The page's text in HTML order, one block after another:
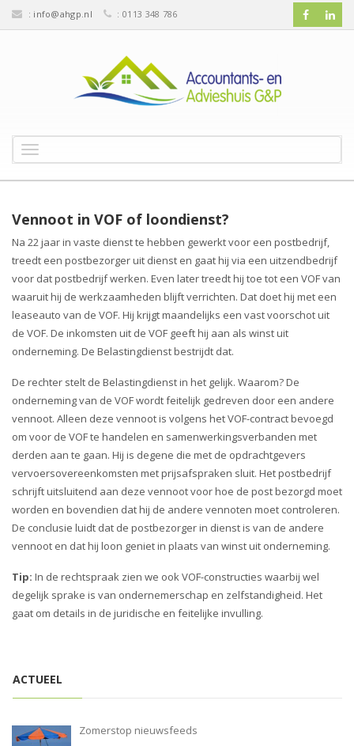
: info@ahgp.nl : 0113 348 786
o
g
l
n
a
v
i
t
i
n
Vennoot in VOF of loondienst?
Na 22 jaar in vaste dienst te hebben gewerkt voor een postbedrijf,
treedt een postbezorger uit dienst en gaat hij via een uitzendbedrijf
voor dat postbedrijf werken. Even later treedt hij toe tot een VOF van
waaruit hij de werkzaamheden blijft verrichten. Dat doet hij met een
leaseauto van de VOF. Hij krijgt maandelijks een vast voorschot uit
de VOF. De inkomsten uit de VOF geeft hij aan als winst uit
onderneming. De Belastingdienst bestrijdt dat.
De rechter stelt de Belastingdienst in het gelijk. Waarom? De
onderneming van de VOF wordt feitelijk gedreven door een andere
vennoot. Alleen deze vennoot is volgens het VOF-contract bevoegd
om voor de VOF te handelen en samenwerkingsverbanden met
derden aan te gaan. Hij is degene die met de opdrachtgevers
vervoersovereenkomsten met prijsafspraken sluit. Het postbedrijf
schrijft uitsluitend aan deze vennoot voor hoe de post bezorgd moet
worden en bovendien dat hij de andere vennoten moet controleren.
De conclusie luidt dat de postbezorger in dienst is van de andere
vennoot en dat hij loon geniet in plaats van winst uit onderneming.
Tip: In de rechtspraak zien we ook VOF-constructies waarbij wel
degelijk sprake is van ondernemerschap en zelfstandigheid. Het
gaat om details in de juridische en feitelijke invulling.
ACTUEEL
Zomerstop nieuwsfeeds